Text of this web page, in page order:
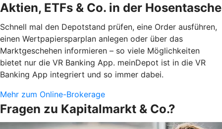
Aktien, ETFs & Co. in der Hosentasche
Schnell mal den Depotstand prüfen, eine Order ausführen,
einen Wertpapiersparplan anlegen oder über das
Marktgeschehen informieren – so viele Möglichkeiten
bietet nur die VR Banking App. meinDepot ist in die VR
Banking App integriert und so immer dabei.
Mehr zum Online-Brokerage
Fragen zu Kapitalmarkt & Co.?